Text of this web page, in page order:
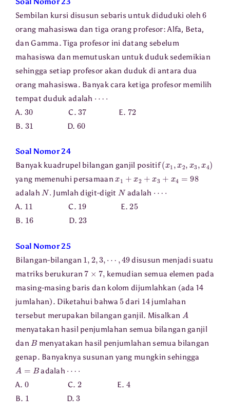
Sembilan kursi disusun sebaris untuk diduduki oleh6
orang mahasiswa dan tiga orang profesor: Alfa, Beta,
dan Gamma. Tiga profesor ini datang sebelum
mahasiswa dan memutuskan untuk duduk sedemikian
sehingga setiap profesor akan duduk di antara dua
orang mahasiswa. Banyak cara ketiga profesor memilih
tempat duduk adalah
A. 30 C.37 E. 72
B. 31 D. 60
Soal Nomor 24
Banyak kuadrupel bilangan ganjil positif(
yang memenuhi persamaan x 3 =
adalahN. Jumlah digit-digit Nadalah
A. 11 C. 19 E.25
B. 16 D.23
Soal Nomor 25
Bilangan-bilangan 1 2, ,⋯
disusun menjadi suatu
matriks berukuran 7×
kemudian semua elemen pada
masing-masing baris dan kolom dijumlahkan (ada 14
jumlahan). Diketahui bahwa5 dari 14 jumlahan
tersebut merupakan bilangan ganjil. Misalkan
A
menyatakan hasil penjumlahan semua bilangan ganjil
danBmenyatakan hasil penjumlahan semua bilangan
genap. Banyaknya susunan yang mungkin sehingga
A= adalah
A. 0C. 2E. 4
B. 1 D.3